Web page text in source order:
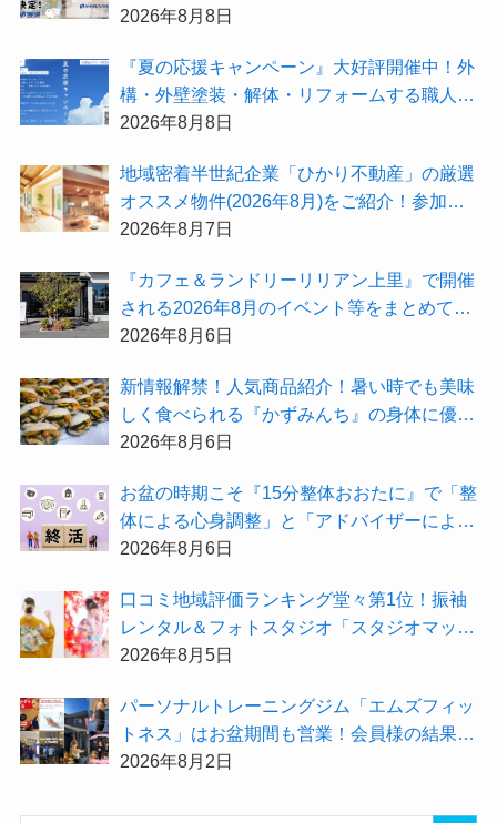
が選出されました★『テーマ別 住宅相談
2026年8月8日
『夏の応援キャンペーン』大好評開催中！外
構・外壁塗装・解体・リフォームする職人を
探すなら『街の職人さん.com』がオススメ
2026年8月8日
地域密着半世紀企業「ひかり不動産」の厳選
オススメ物件(2026年8月)をご紹介！参加費
無料『”木の家”新潟工場見学会』のご予約も
2026年8月7日
『カフェ＆ランドリーリリアン上里』で開催
される2026年8月のイベント等をまとめてご
紹介！
2026年8月6日
新情報解禁！人気商品紹介！暑い時でも美味
しく食べられる『かずみんち』の身体に優し
い天然酵母手作り減塩パンを召し上がれ♪
2026年8月6日
お盆の時期こそ『15分整体おおたに』で「整
体による心身調整」と「アドバイザーによる
身辺整理の準備」をしてみませんか？
2026年8月6日
⼝コミ地域評価ランキング堂々第1位！振袖
レンタル＆フォトスタジオ「スタジオマック
ス」がお得な『2026年8月限定キャンペー
2026年8月5日
パーソナルトレーニングジム「エムズフィッ
トネス」はお盆期間も営業！会員様の結果を
大公開★
2026年8月2日